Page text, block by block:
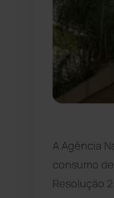
A Agência
consumo
Resolução